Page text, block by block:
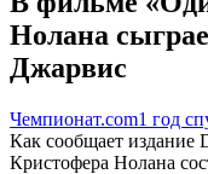
Нолана
Джарвис
Чемпионат.com1 год
Как сообщает издание
Кристофера Нолана